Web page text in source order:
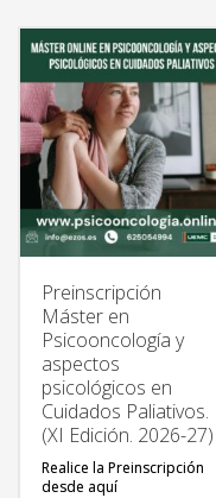
Preinscripción
Máster en
Psicooncología y
aspectos
psicológicos en
Cuidados Paliativos.
(XI Edición. 2026-27)
Realice la Preinscripción
desde aquí